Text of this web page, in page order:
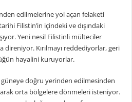
edilmelerine yol açan felaketi
Filistin’in içindeki ve dışındaki
Yeni nesil Filistinli mülteciler
Kırılmayı reddediyorlar, geri
hayalini kuruyorlar.
güneye doğru yerinden edilmesinden
orta bölgelere dönmeleri isteniyor.